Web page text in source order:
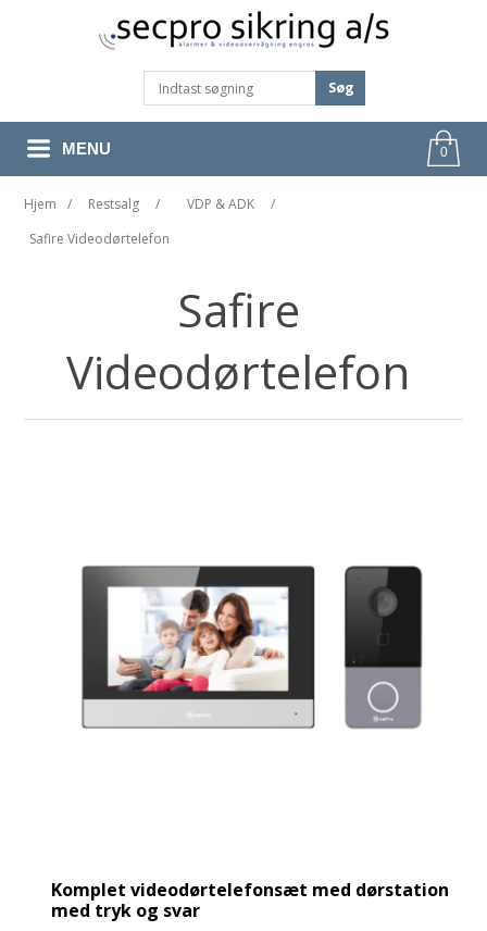
Søg
0
MENU
Hjem / Restsalg / VDP & ADK
/
Safire Videodørtelefon
Safire
Videodørtelefon
Komplet videodørtelefonsæt med dørstation
med tryk og svar